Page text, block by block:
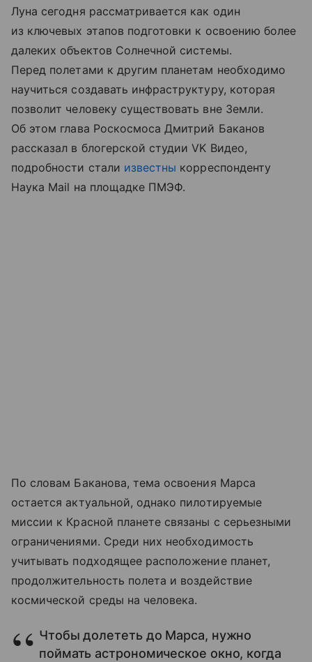
Луна сегодня рассматривается как один
из ключевых этапов подготовки к освоению более
далеких объектов Солнечной системы.
Перед полетами к другим планетам необходимо
научиться создавать инфраструктуру, которая
позволит человеку существовать вне Земли.
Об этом глава Роскосмоса Дмитрий Баканов
рассказал в блогерской студии VK Видео,
подробности стали известны корреспонденту
Наука Mail на площадке ПМЭФ.
По словам Баканова, тема освоения Марса
остается актуальной, однако пилотируемые
миссии к Красной планете связаны с серьезными
ограничениями. Среди них необходимость
учитывать подходящее расположение планет,
продолжительность полета и воздействие
космической среды на человека.
Чтобы долететь до Марса, нужно
поймать астрономическое окно, когда